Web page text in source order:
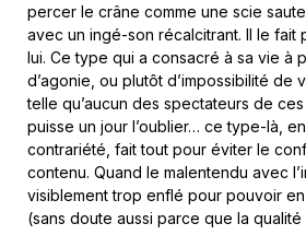
percer le crâne comme une scie
avec un ingé-son récalcitrant. Il le fait
lui. Ce type qui a consacré à sa vie à
d’agonie, ou plutôt d’impossibilité de
telle qu’aucun des spectateurs de
puisse un jour l’oublier… ce type-là,
contrariété, fait tout pour éviter le
contenu. Quand le malentendu avec
visiblement trop enflé pour pouvoir
(sans doute aussi parce que la